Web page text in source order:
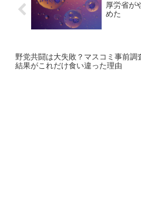
厚労省が
めた
野党共闘は大失敗？マスコミ事前調
結果がこれだけ食い違った理由